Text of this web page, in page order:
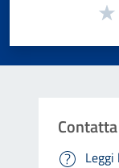
Valuta da 1 a 5